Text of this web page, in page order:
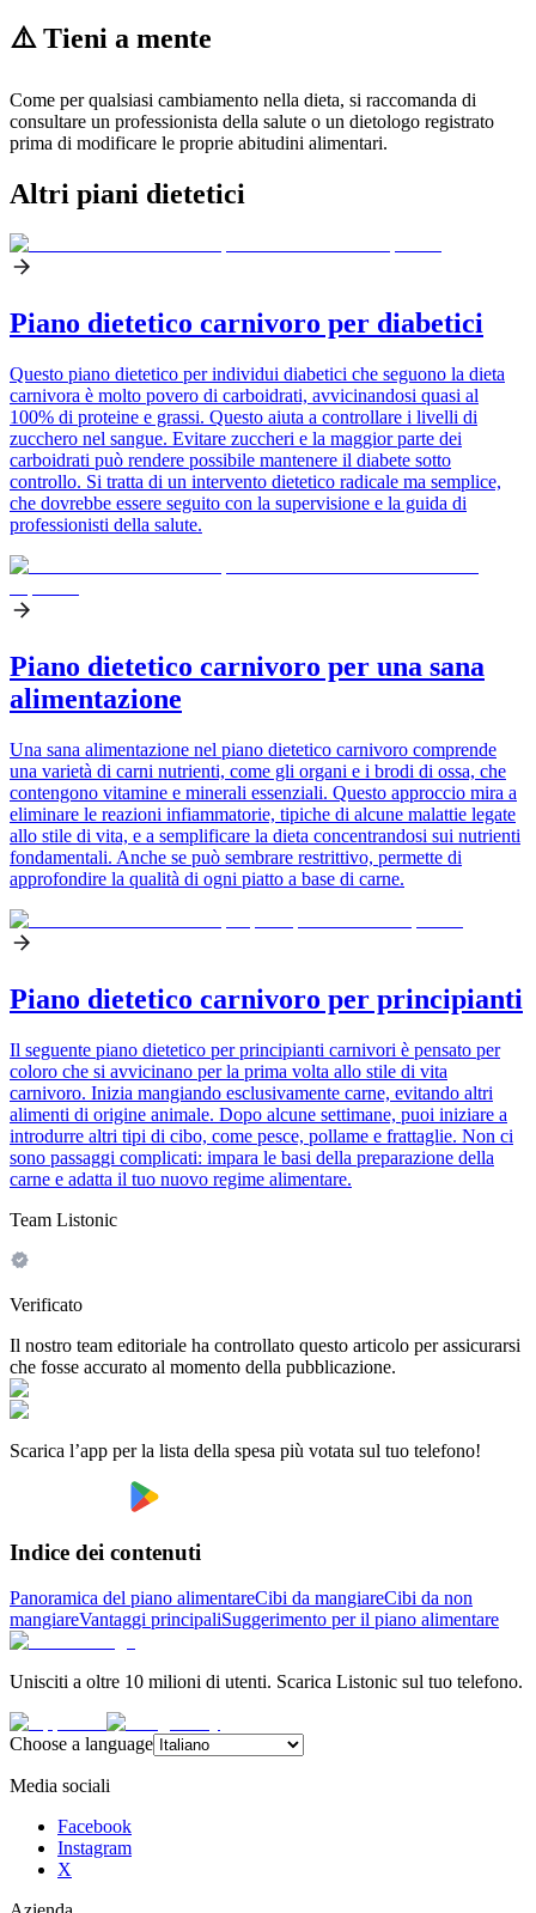
⚠️ Tieni a mente
Come per qualsiasi cambiamento nella dieta, si raccomanda di
consultare un professionista della salute o un dietologo registrato
prima di modificare le proprie abitudini alimentari.
Altri piani dietetici
Piano dietetico carnivoro per diabetici
Questo piano dietetico per individui diabetici che seguono la dieta
carnivora è molto povero di carboidrati, avvicinandosi quasi al
100% di proteine e grassi. Questo aiuta a controllare i livelli di
zucchero nel sangue. Evitare zuccheri e la maggior parte dei
carboidrati può rendere possibile mantenere il diabete sotto
controllo. Si tratta di un intervento dietetico radicale ma semplice,
che dovrebbe essere seguito con la supervisione e la guida di
professionisti della salute.
Piano dietetico carnivoro per una sana
alimentazione
Una sana alimentazione nel piano dietetico carnivoro comprende
una varietà di carni nutrienti, come gli organi e i brodi di ossa, che
contengono vitamine e minerali essenziali. Questo approccio mira a
eliminare le reazioni infiammatorie, tipiche di alcune malattie legate
allo stile di vita, e a semplificare la dieta concentrandosi sui nutrienti
fondamentali. Anche se può sembrare restrittivo, permette di
approfondire la qualità di ogni piatto a base di carne.
Piano dietetico carnivoro per principianti
Il seguente piano dietetico per principianti carnivori è pensato per
coloro che si avvicinano per la prima volta allo stile di vita
carnivoro. Inizia mangiando esclusivamente carne, evitando altri
alimenti di origine animale. Dopo alcune settimane, puoi iniziare a
introdurre altri tipi di cibo, come pesce, pollame e frattaglie. Non ci
sono passaggi complicati: impara le basi della preparazione della
carne e adatta il tuo nuovo regime alimentare.
Team Listonic
Verificato
Il nostro team editoriale ha controllato questo articolo per assicurarsi
che fosse accurato al momento della pubblicazione.
Scarica l’app per la lista della spesa più votata sul tuo telefono!
Indice dei contenuti
Panoramica del piano alimentareCibi da mangiareCibi da non
mangiareVantaggi principaliSuggerimento per il piano alimentare
Unisciti a oltre 10 milioni di utenti. Scarica Listonic sul tuo telefono.
Choose a language
Media sociali
Facebook
Instagram
X